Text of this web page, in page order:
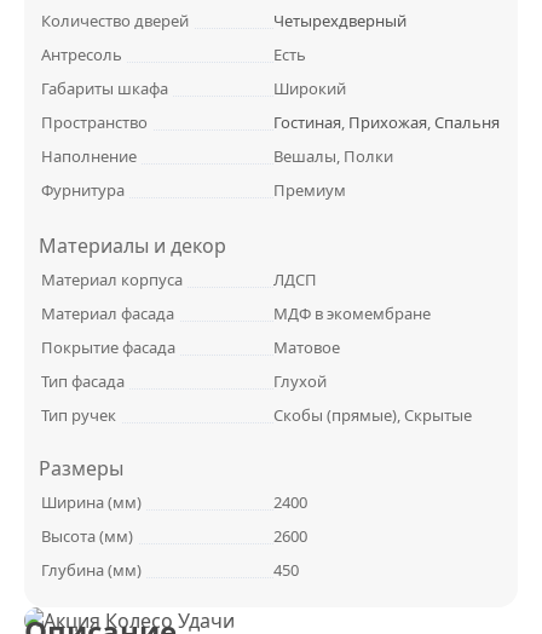
Количество дверей
Четырехдверный
Антресоль
Есть
Габариты шкафа
Широкий
Пространство
Гостиная, Прихожая,Спальня
Наполнение
Вешалы, Полки
Фурнитура
Премиум
Материалы и декор
Материал корпуса
ЛДСП
Материал фасада
МДФ в экомембране
Покрытие фасада
Матовое
Тип фасада
Глухой
Тип ручек
Скобы (прямые), Скрытые
Размеры
Ширина (мм)
2400
Высота (мм)
2600
Глубина (мм)
450